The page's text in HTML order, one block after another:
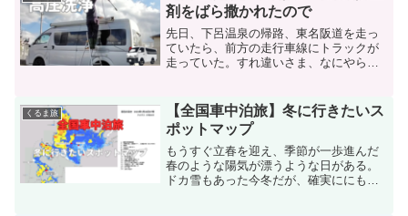
えの課題などが浮かび上が...
剤をばら撒かれたので
先日、下呂温泉の帰路、東名阪道を走っ
ていたら、前方の走行車線にトラックが
走っていた。すれ違いさま、なにやら白
トリウムを散布していることもあるの
で、山岳地帯、雪国に行ったときには、
下回りの洗浄は必要だ。
くるま旅
【全国車中泊旅】冬に行きたいス
ポットマップ
もうすぐ立春を迎え、季節が一歩進んだ
春のような陽気が漂うような日がある。
ドカ雪もあった今冬だが、確実ににも長